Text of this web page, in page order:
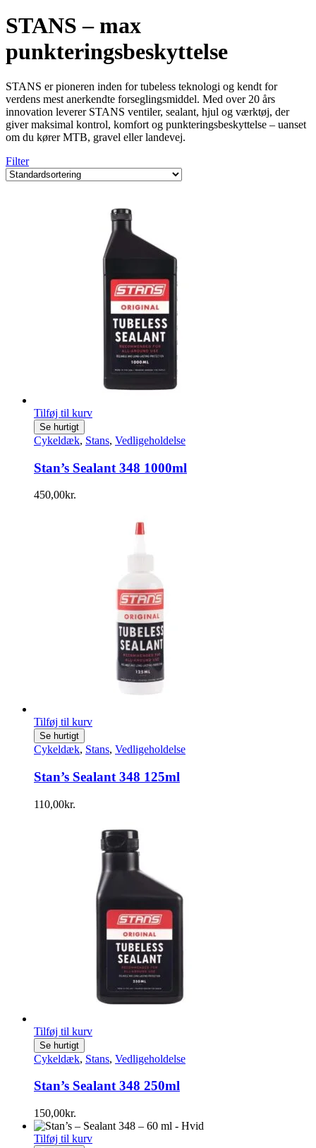
STANS – max
punkteringsbeskyttelse
STANS er pioneren inden for tubeless teknologi og kendt for
verdens mest anerkendte forseglingsmiddel. Med over 20 års
innovation leverer STANS ventiler, sealant, hjul og værktøj, der
giver maksimal kontrol, komfort og punkteringsbeskyttelse – uanset
om du kører MTB, gravel eller landevej.
Filter
Tilføj til kurv
Se hurtigt
Cykeldæk, Stans, Vedligeholdelse
Stan’s Sealant 348 1000ml
450,00kr.
Tilføj til kurv
Se hurtigt
Cykeldæk, Stans, Vedligeholdelse
Stan’s Sealant 348 125ml
110,00kr.
Tilføj til kurv
Se hurtigt
Cykeldæk, Stans, Vedligeholdelse
Stan’s Sealant 348 250ml
150,00kr.
Tilføj til kurv